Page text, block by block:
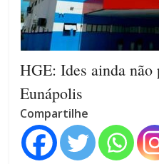
HGE: Ides ainda não
Eunápolis
Compartilhe